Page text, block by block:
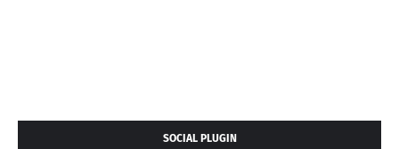
SOCIAL PLUGIN